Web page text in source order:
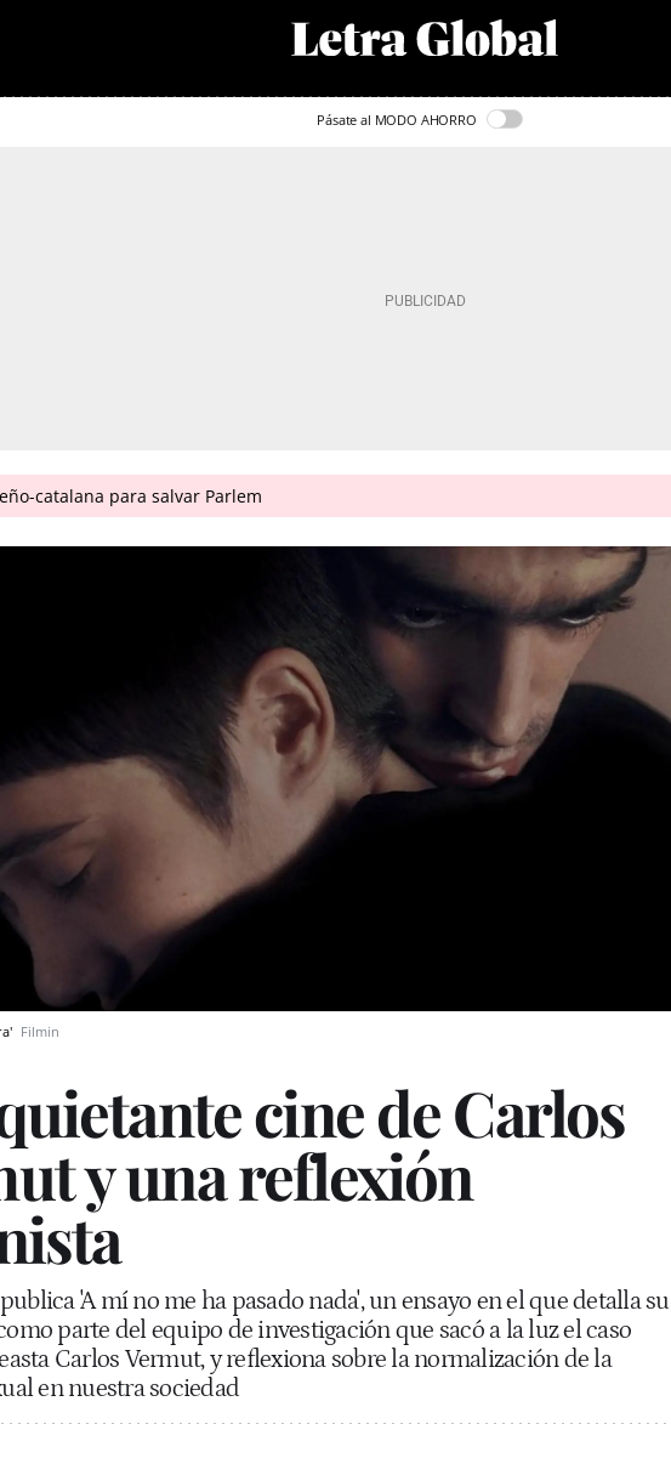
Pásate al MODO AHORRO
catalana para salvar Parlem
Filmin
cine de Carlos
y una reflexión
'A mí no me ha pasado nada', un ensayo en el que detalla su
parte del equipo de investigación que sacó a la luz el caso
Carlos Vermut, y reflexiona sobre la normalización de la
en nuestra sociedad